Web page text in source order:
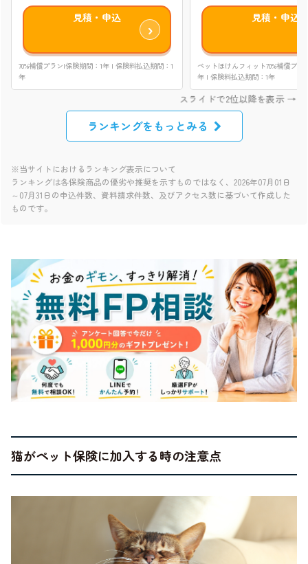
見積・申込
70%補償プラン|保険期間：1年 | 保険料払込期間：1
年
見積・申込
ペットほけんフィット70%補償プラ
年 | 保険料払込期間：1年
ランキングをもっとみる
※当サイトにおけるランキング表示について
ランキングは各保険商品の優劣や推奨を示すものではなく、2026年07月01日
～07月31日の申込件数、資料請求件数、及びアクセス数に基づいて作成した
ものです。
猫がペット保険に加入する時の注意点